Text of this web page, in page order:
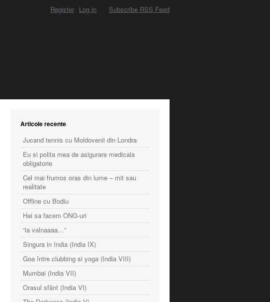
Register Log in Subscribe RSS Feed
Articole recente
Jucand tennis cu Moldovenii din Londra
Eu si polita mea de asigurare medicala
obligatorie
Cel mai frumos oras din lume – mit sau
realitate
Offline cu Bodiu
Hai sa facem ONG-uri
“ia valnaaaa…”
Singura in India (India IX)
Goa între clubbing si yoga (India VIII)
Mumbai (India VII)
Orasul sfânt (India VI)